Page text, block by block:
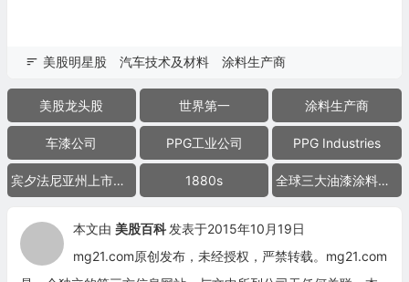
美股明星股 汽车技术及材料 涂料生产商
美股龙头股 世界第一 涂料生产商
车漆公司 PPG工业公司 PPG Industries
宾夕法尼亚州上市公司 1880s 全球三大油漆涂料生产商
本文由 美股百科 发表于2015年10月19日
mg21.com原创发布，未经授权，严禁转载。mg21.com